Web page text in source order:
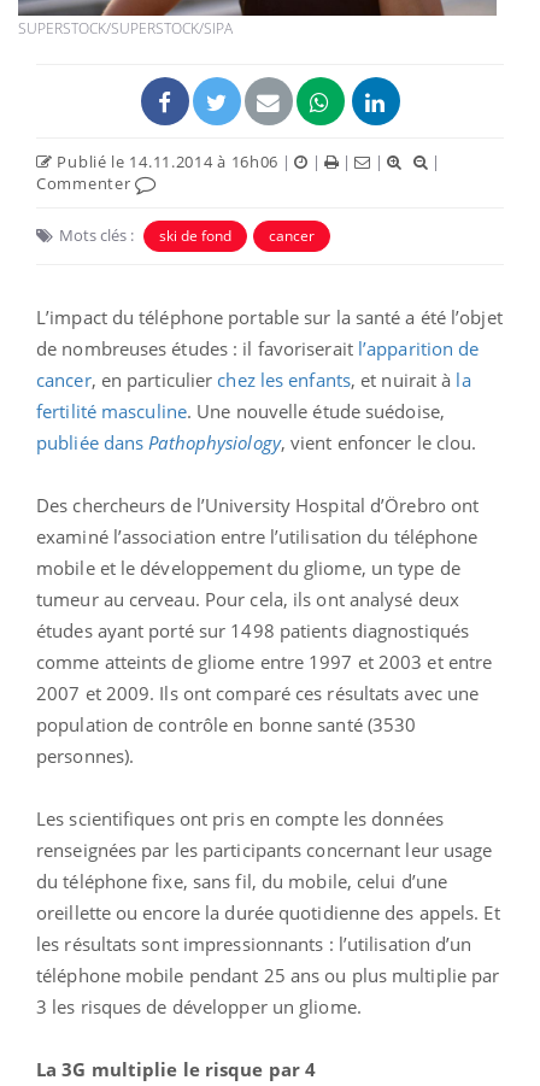
SUPERSTOCK/SUPERSTOCK/SIPA
Publié le 14.11.2014 à 16h06 | | | |
|
Commenter
Mots clés : ski de fond cancer
L’impact du téléphone portable sur la santé a été l’objet
de nombreuses études : il favoriserait l’apparition de
cancer, en particulier chez les enfants, et nuirait à la
fertilité masculine. Une nouvelle étude suédoise,
publiée dansPathophysiology, vient enfoncer le clou.
Des chercheurs de l’University Hospital d’Örebro ont
examiné l’association entre l’utilisation du téléphone
mobile et le développement du gliome, un type de
tumeur au cerveau. Pour cela, ils ont analysé deux
études ayant porté sur 1498 patients diagnostiqués
comme atteints de gliome entre 1997 et 2003 et entre
2007 et 2009. Ils ont comparé ces résultats avec une
population de contrôle en bonne santé (3530
personnes).
Les scientifiques ont pris en compte les données
renseignées par les participants concernant leur usage
du téléphone fixe, sans fil, du mobile, celui d’une
oreillette ou encore la durée quotidienne des appels. Et
les résultats sont impressionnants : l’utilisation d’un
téléphone mobile pendant 25 ans ou plus multiplie par
3 les risques de développer un gliome.
La 3G multiplie le risque par 4